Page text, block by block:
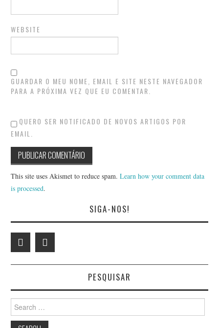
WEBSITE
GUARDAR O MEU NOME, EMAIL E SITE NESTE NAVEGADOR
PARA A PRÓXIMA VEZ QUE EU COMENTAR.
QUERO SER NOTIFICADO DE NOVOS ARTIGOS POR
EMAIL.
This site uses Akismet to reduce spam.Learn how your comment data
is processed.
SIGA-NOS!
PESQUISAR
Search
for: